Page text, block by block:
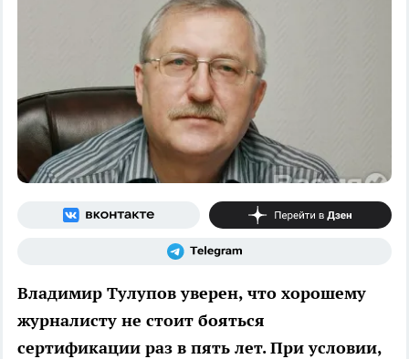
Владимир Тулупов уверен, что хорошему
журналисту не стоит бояться
сертификации раз в пять лет. При условии,